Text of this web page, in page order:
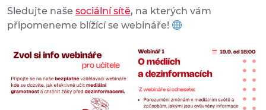
Sledujte naše sociální sítě, na kterých vám
připomeneme blížící se webináře!